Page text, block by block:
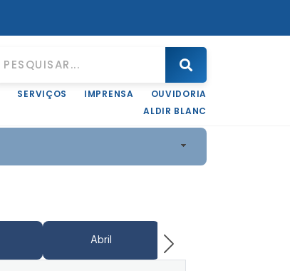
SERVIÇOS IMPRENSA
OUVIDORIA
ALDIR BLANC
Abril